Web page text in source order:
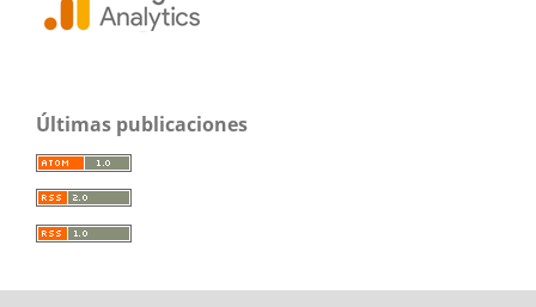
Últimas publicaciones